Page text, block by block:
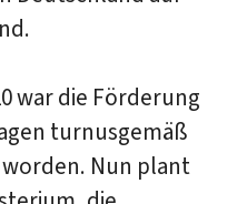
war die Förderung
turnusgemäß
Nun plant